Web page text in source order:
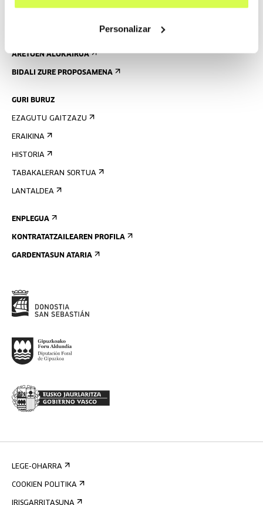
Personalizar
ERAIKINAREN PLANOA
ARETOEN ALOKAIRUA
BIDALI ZURE PROPOSAMENA
GURI BURUZ
EZAGUTU GAITZAZU
ERAIKINA
HISTORIA
TABAKALERAN SORTUA
LANTALDEA
ENPLEGUA
KONTRATATZAILEAREN PROFILA
GARDENTASUN ATARIA
LEGE-OHARRA
COOKIEN POLITIKA
IRISGARRITASUNA